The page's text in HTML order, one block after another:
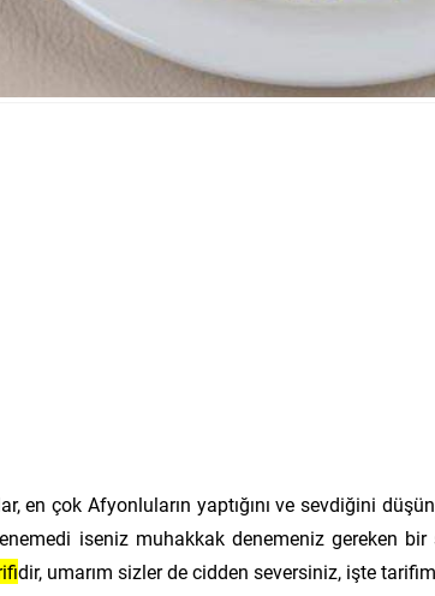
en çok Afyonluların yaptığını ve sevdiğini
iseniz muhakkak denemeniz gereken
dir, umarım sizler de cidden seversiniz, işte